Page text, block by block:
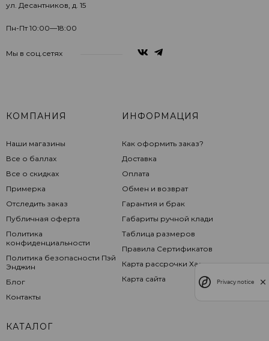
ул. Десантников, д. 15
Пн-Пт 10:00—18:00
Мы в соц.сетях
КОМПАНИЯ
Наши магазины
Все о баллах
Все о скидках
Примерка
Отследить заказ
Публичная оферта
Политика
конфиденциальности
Политика безопасности Пэй
Энджин
Блог
Контакты
ИНФОРМАЦИЯ
Как оформить заказ?
Доставка
Оплата
Обмен и возврат
Гарантия и брак
Габариты ручной клади
Таблица размеров
Правила Сертификатов
Карта рассрочки Халва
Карта сайта
КАТАЛОГ
Privacy notice